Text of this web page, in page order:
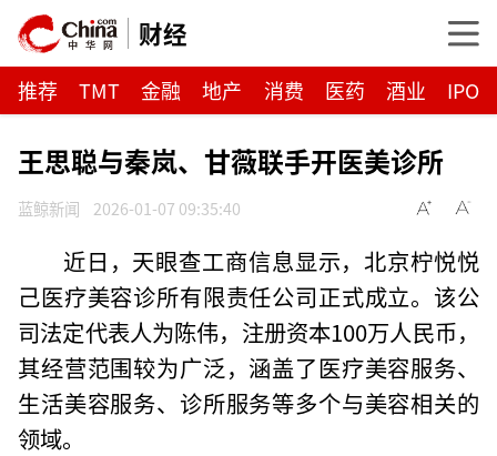
财经
推荐 TMT 金融 地产 消费 医药 酒业 IPO
王思聪与秦岚、甘薇联手开医美诊所
蓝鲸新闻 2026-01-07 09:35:40
近日，天眼查工商信息显示，北京柠悦悦
己医疗美容诊所有限责任公司正式成立。该公
司法定代表人为陈伟，注册资本100万人民币，
其经营范围较为广泛，涵盖了医疗美容服务、
生活美容服务、诊所服务等多个与美容相关的
领域。